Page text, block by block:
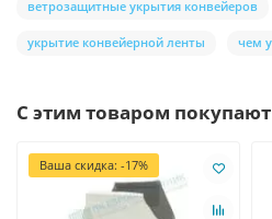
ветрозащитные укрытия конвейеров
укрытие конвейерной ленты чем
С этим товаром покупают
Ваша скидка: -17%